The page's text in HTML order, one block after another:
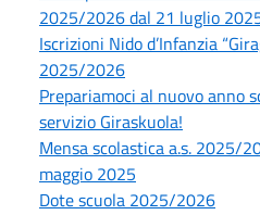
2025/2026 dal 21 luglio
Iscrizioni Nido d’Infanzia
2025/2026
Prepariamoci al nuovo anno
servizio Giraskuola!
Mensa scolastica a.s. 2025/
maggio 2025
Dote scuola 2025/2026